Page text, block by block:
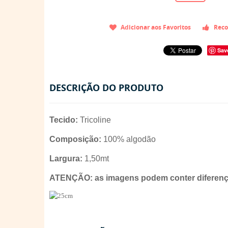
Adicionar aos Favoritos
DESCRIÇÃO DO PRODUTO
Tecido: Tricoline
Composição: 100% algodão
Largura: 1,50mt
ATENÇÃO: as imagens podem conter